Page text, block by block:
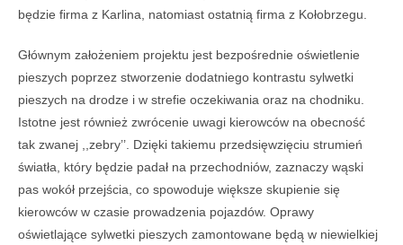
będzie firma z Karlina, natomiast ostatnią firma z Kołobrzegu.
Głównym założeniem projektu jest bezpośrednie oświetlenie
pieszych poprzez stworzenie dodatniego kontrastu sylwetki
pieszych na drodze i w strefie oczekiwania oraz na chodniku.
Istotne jest również zwrócenie uwagi kierowców na obecność
tak zwanej ,,zebry’’. Dzięki takiemu przedsięwzięciu strumień
światła, który będzie padał na przechodniów, zaznaczy wąski
pas wokół przejścia, co spowoduje większe skupienie się
kierowców w czasie prowadzenia pojazdów. Oprawy
oświetlające sylwetki pieszych zamontowane będą w niewielkiej